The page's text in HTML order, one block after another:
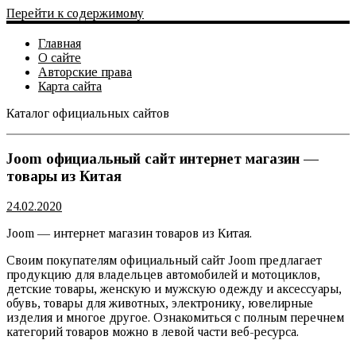
Перейти к содержимому
Главная
О сайте
Авторские права
Карта сайта
Каталог официальных сайтов
Joom официальный сайт интернет магазин —
товары из Китая
24.02.2020
Joom — интернет магазин товаров из Китая.
Своим покупателям официальный сайт Joom предлагает
продукцию для владельцев автомобилей и мотоциклов,
детские товары, женскую и мужскую одежду и аксессуары,
обувь, товары для животных, электронику, ювелирные
изделия и многое другое. Ознакомиться с полным перечнем
категорий товаров можно в левой части веб-ресурса.